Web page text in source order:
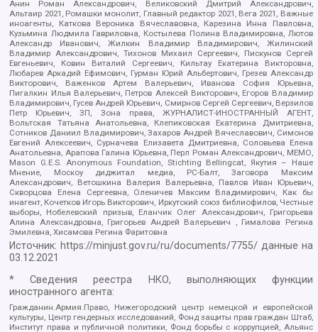
Анин Роман Александрович, Великовский Дмитрий Александрович,
Альтаир 2021, Ромашки монолит, Главный редактор 2021, Вега 2021, Важные
иноагенты, Каткова Вероника Вячеславовна, Карезина Инна Павловна,
Кузьмина Людмила Гавриловна, Костылева Полина Владимировна, Лютов
Александр Иванович, Жилкин Владимир Владимирович, Жилинский
Владимир Александрович, Тихонов Михаил Сергеевич, Пискунов Сергей
Евгеньевич, Ковин Виталий Сергеевич, Кильтау Екатерина Викторовна,
Любарев Аркадий Ефимович, Гурман Юрий Альбертович, Грезев Александр
Викторович, Важенков Артем Валерьевич, Иванова София Юрьевна,
Пигалкин Илья Валерьевич, Петров Алексей Викторович, Егоров Владимир
Владимирович, Гусев Андрей Юрьевич, Смирнов Сергей Сергеевич, Верзилов
Петр Юрьевич, ЗП, Зона права, ЖУРНАЛИСТ-ИНОСТРАННЫЙ АГЕНТ,
Вольтская Татьяна Анатольевна, Клепиковская Екатерина Дмитриевна,
Сотников Даниил Владимирович, Захаров Андрей Вячеславович, Симонов
Евгений Алексеевич, Сурначева Елизавета Дмитриевна, Соловьева Елена
Анатольевна, Арапова Галина Юрьевна, Перл Роман Александрович, МЕМО,
Mason G.E.S. Anonymous Foundation, Stichting Bellingcat, Якутия – Наше
Мнение, Москоу диджитал медиа, РС-Балт, Заговора Максим
Александрович, Ветошкина Валерия Валерьевна, Павлов Иван Юрьевич,
Скворцова Елена Сергеевна, Оленичев Максим Владимирович, Как бы
инагент, Кочетков Игорь Викторович, Иркутский союз библиофилов, Честные
выборы, Нобелевский призыв, Еланчик Олег Александрович, Григорьева
Алина Александровна, Григорьев Андрей Валерьевич , Гималова Регина
Эмилевна, Хисамова Регина Фаритовна
Источник: https://minjust.gov.ru/ru/documents/7755/ данные на
03.12.2021
* Сведения реестра НКО, выполняющих функции
иностранного агента:
Гражданин.Армия.Право, Нижегородский центр немецкой и европейской
культуры, Центр гендерных исследований, Фонд защиты прав граждан Штаб,
Институт права и публичной политики, Фонд борьбы с коррупцией, Альянс